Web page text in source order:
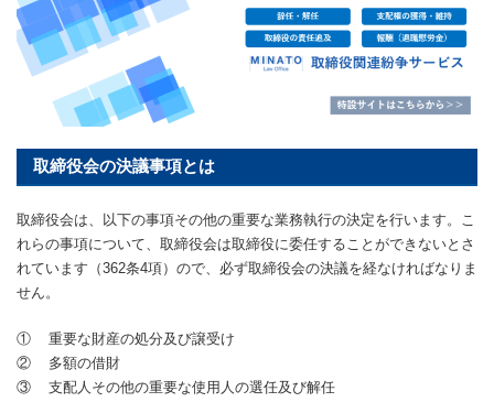
取締役会の決議事項とは
取締役会は、以下の事項その他の重要な業務執行の決定を行います。こ
れらの事項について、取締役会は取締役に委任することができないとさ
れています（362条4項）ので、必ず取締役会の決議を経なければなりま
せん。
① 重要な財産の処分及び譲受け
② 多額の借財
③ 支配人その他の重要な使用人の選任及び解任